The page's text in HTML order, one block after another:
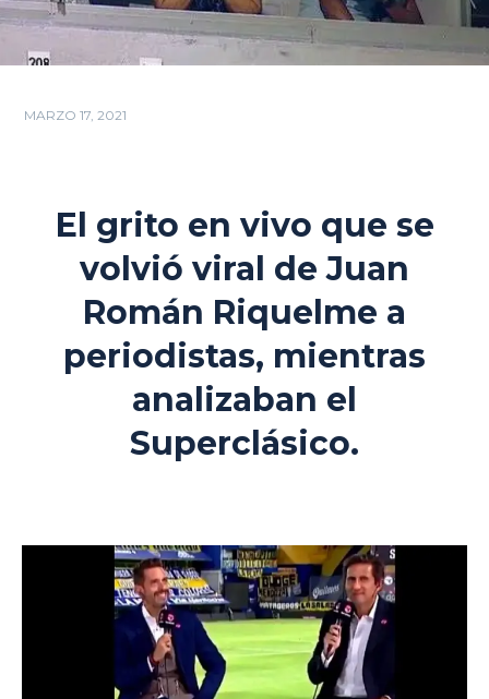
MARZO 17, 2021
El grito en vivo que se
volvió viral de Juan
Román Riquelme a
periodistas, mientras
analizaban el
Superclásico.